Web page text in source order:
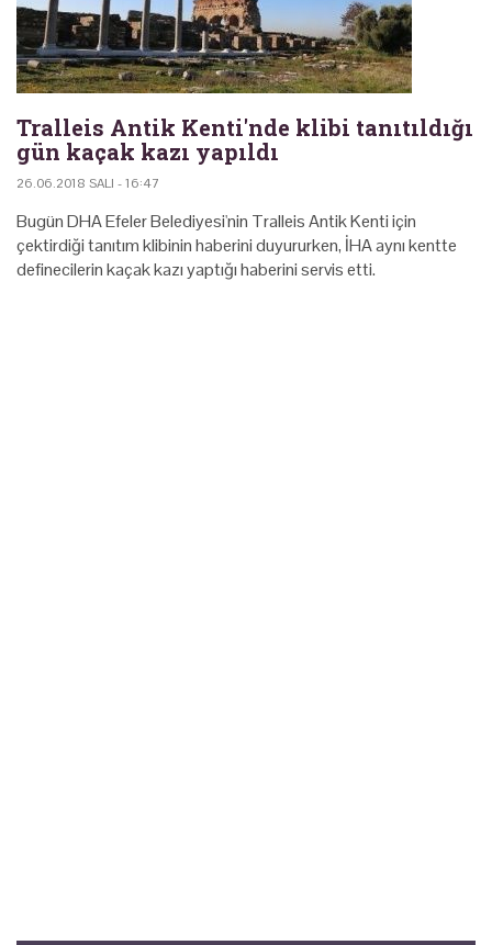
Tralleis Antik Kenti'nde klibi tanıtıldığı
gün kaçak kazı yapıldı
26.06.2018 SALI - 16:47
Bugün DHA Efeler Belediyesi'nin Tralleis Antik Kenti için
çektirdiği tanıtım klibinin haberini duyururken, İHA aynı kentte
definecilerin kaçak kazı yaptığı haberini servis etti.